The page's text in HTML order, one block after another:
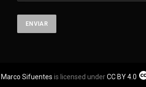
Marco Sifuentes is licensed underCC BY 4.0